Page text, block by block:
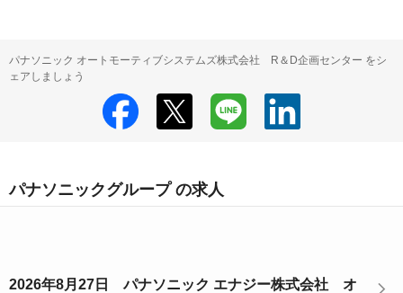
パナソニック オートモーティブシステムズ株式会社 R＆D企画センター をシ
ェアしましょう
パナソニックグループ の求人
2026年8月27日 パナソニック エナジー株式会社 オ